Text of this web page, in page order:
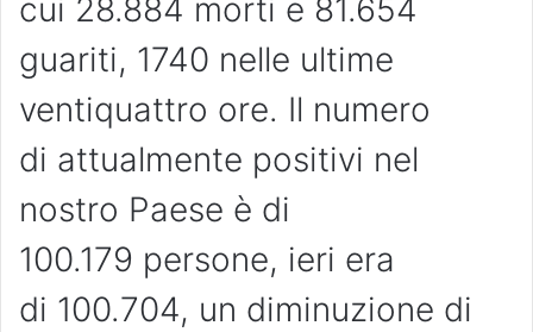
cui 28.884 morti e 81.654
guariti, 1740 nelle ultime
ventiquattro ore. Il numero
di attualmente positivi nel
nostro Paese è di
100.179 persone, ieri era
di 100.704, un diminuzione di